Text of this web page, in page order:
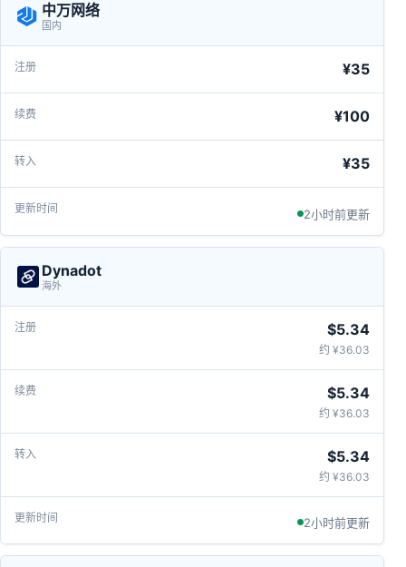
中万网络
国内
¥35
¥100
¥35
2小时前更新
Dynadot
海外
$5.34
约 ¥36.03
$5.34
约 ¥36.03
$5.34
约 ¥36.03
2小时前更新